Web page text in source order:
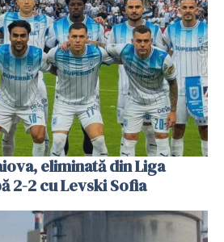
eliminată din Liga
2-2 cu Levski Sofia